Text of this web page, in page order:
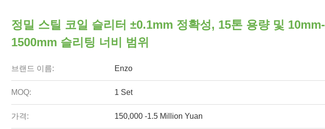
정밀 스틸 코일 슬리터 ±0.1mm 정확성, 15톤 용량 및 10mm-
1500mm 슬리팅 너비 범위
브랜드 이름: Enzo
MOQ: 1 Set
가격: 150,000 -1.5 Million Yuan